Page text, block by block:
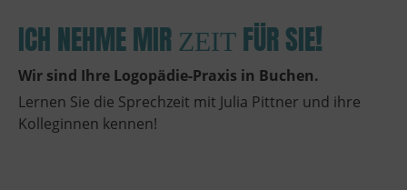
ICH NEHME MIR ZEIT FÜR SIE!
Wir sind Ihre Logopädie-Praxis in Buchen.
Lernen Sie die Sprechzeit mit Julia Pittner und ihre
Kolleginnen kennen!